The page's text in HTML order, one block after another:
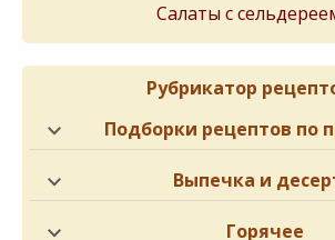
Салаты с
Рубрикатор
Подборки рецептов по
Выпечка и
Горячее